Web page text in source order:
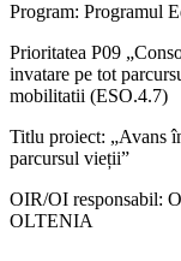
Program: Programul
Prioritatea P09
invatare pe tot
mobilitatii (ESO.4.7)
Titlu proiect: „Avans
parcursul vieții”
OIR/OI responsabil:
OLTENIA